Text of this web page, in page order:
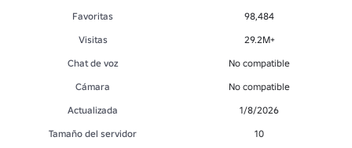
Favoritas
98,484
Visitas
29.2M+
Chat de voz
No compatible
Cámara
No compatible
Actualizada
1/8/2026
Tamaño del servidor
10